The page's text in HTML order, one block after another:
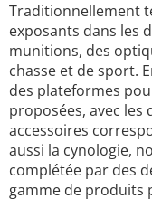
Traditionnellement
exposants dans les
munitions, des
chasse et de sport.
des plateformes
proposées, avec les
accessoires
aussi la cynologie,
complétée par des
gamme de produits